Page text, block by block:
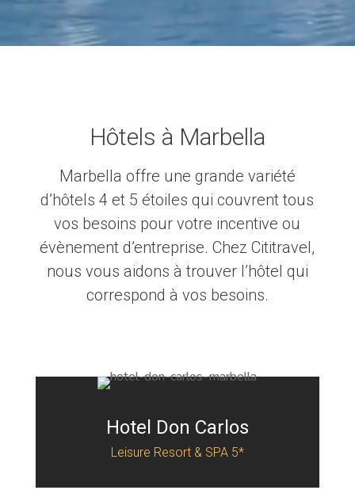
Hôtels à Marbella
Marbella offre une grande variété
d’hôtels 4 et 5 étoiles qui couvrent tous
vos besoins pour votre incentive ou
évènement d’entreprise. Chez Cititravel,
nous vous aidons à trouver l’hôtel qui
correspond à vos besoins.
Hotel Don Carlos
Leisure Resort & SPA 5*